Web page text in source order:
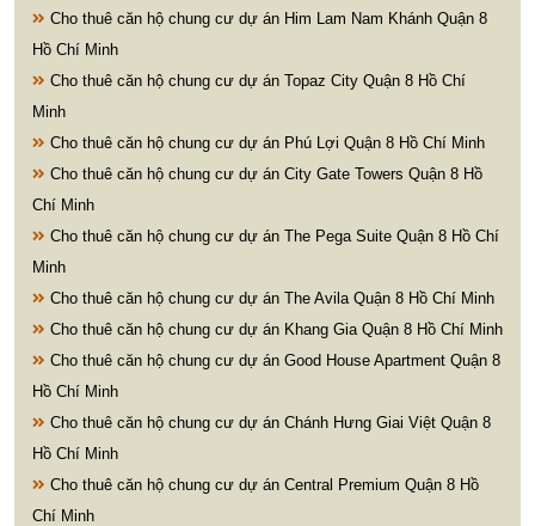
Cho thuê căn hộ chung cư dự án Him Lam Nam Khánh Quận 8
Hồ Chí Minh
Cho thuê căn hộ chung cư dự án Topaz City Quận 8 Hồ Chí
Minh
Cho thuê căn hộ chung cư dự án Phú Lợi Quận 8 Hồ Chí Minh
Cho thuê căn hộ chung cư dự án City Gate Towers Quận 8 Hồ
Chí Minh
Cho thuê căn hộ chung cư dự án The Pega Suite Quận 8 Hồ Chí
Minh
Cho thuê căn hộ chung cư dự án The Avila Quận 8 Hồ Chí Minh
Cho thuê căn hộ chung cư dự án Khang Gia Quận 8 Hồ Chí Minh
Cho thuê căn hộ chung cư dự án Good House Apartment Quận 8
Hồ Chí Minh
Cho thuê căn hộ chung cư dự án Chánh Hưng Giai Việt Quận 8
Hồ Chí Minh
Cho thuê căn hộ chung cư dự án Central Premium Quận 8 Hồ
Chí Minh